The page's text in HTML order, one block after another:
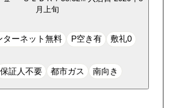
月上旬
ターネット無料 P空き有 敷礼0
保証人不要 都市ガス 南向き